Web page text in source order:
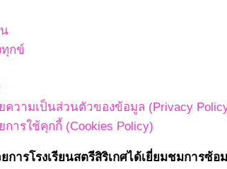
ทุกข์
ความเป็นส่วนตัวของข้อมูล (Privacy
การใช้คุกกี้ (Cookies Policy)
ารโรงเรียนสตรีสิริเกศได้เยี่ยมชมการซ้อ